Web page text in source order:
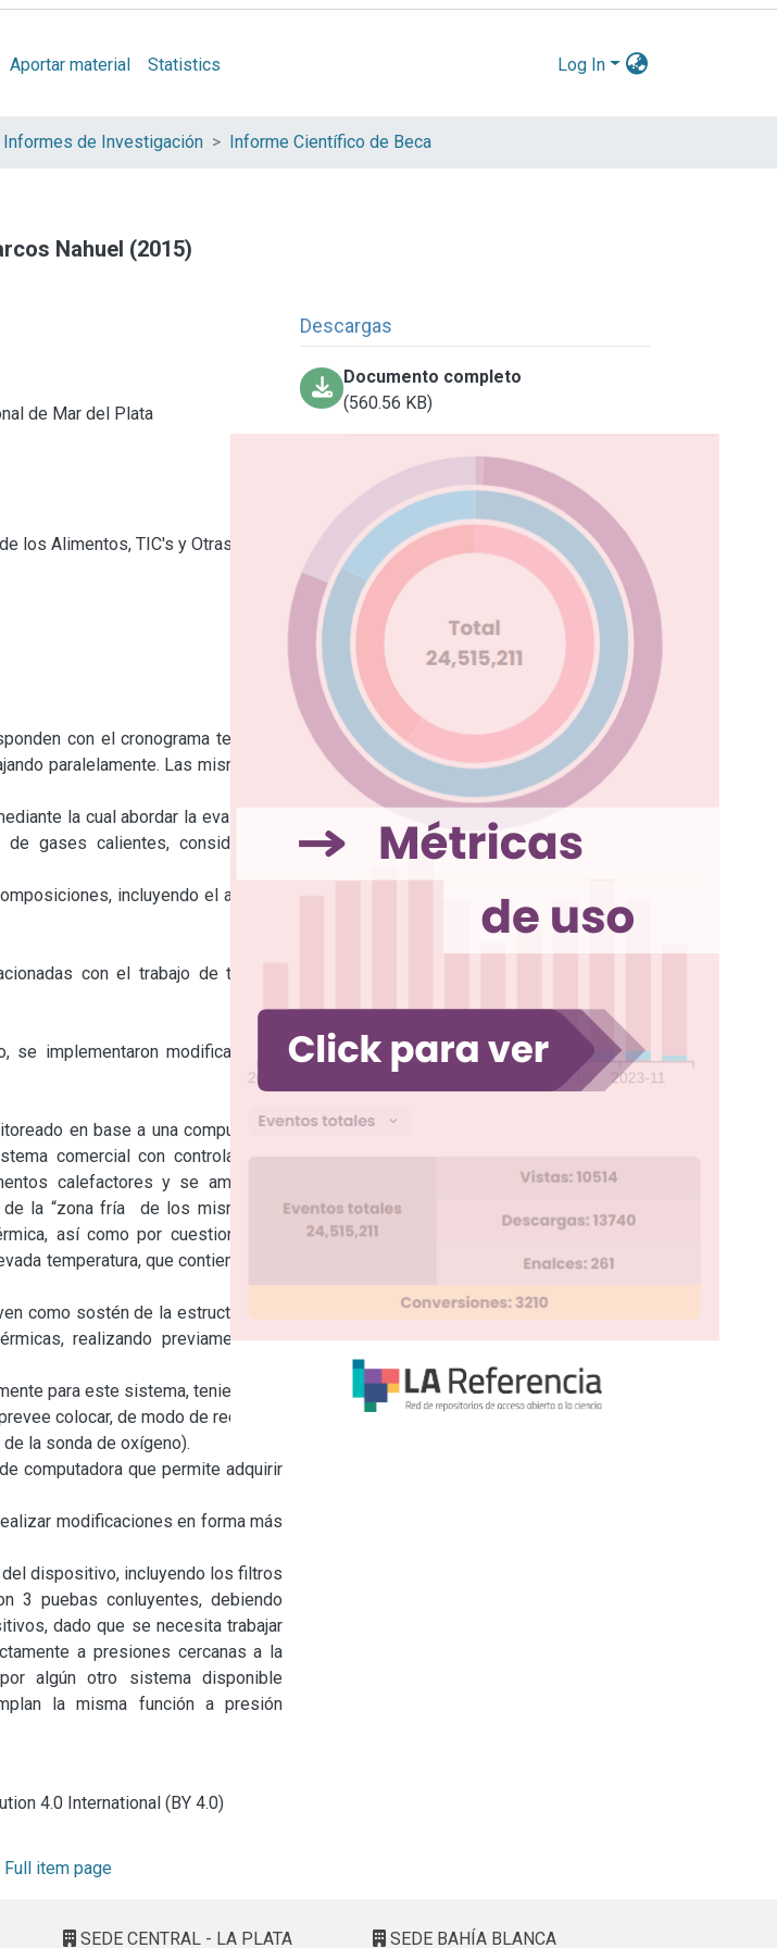
Aportar material Statistics Log In
Informes de Investigación Informe Científico de Beca
Nahuel (2015)
de Mar del Plata
los Alimentos, TIC's y Otras
Descargas
Documento completo
(560.56 KB)
con el cronograma tentativo
paralelamente. Las mismas se
la cual abordar la evaluación
gases calientes, considerando
incluyendo el análisis
con el trabajo de tesis a
implementaron modificaciones
en base a una computadora
comercial con controladores.
calefactores y se amplió el
la “zona fría  de los mismos. --
así como por cuestiones de
temperatura, que contienen a la
como sostén de la estructura del
realizando previamente un
para este sistema, teniendo en
colocar, de modo de reducir la
la sonda de oxígeno).
computadora que permite adquirir
modificaciones en forma más
dispositivo, incluyendo los filtros
3 puebas conluyentes, debiendo
dado que se necesita trabajar
a presiones cercanas a la
algún otro sistema disponible
la misma función a presión
4.0 International (BY 4.0)
Full item page
SEDE CENTRAL - LA PLATA SEDE BAHÍA BLANCA